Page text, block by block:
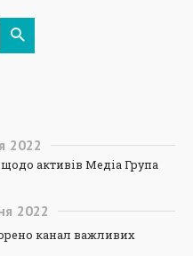
2022
активів Медіа Група
2022
канал важливих